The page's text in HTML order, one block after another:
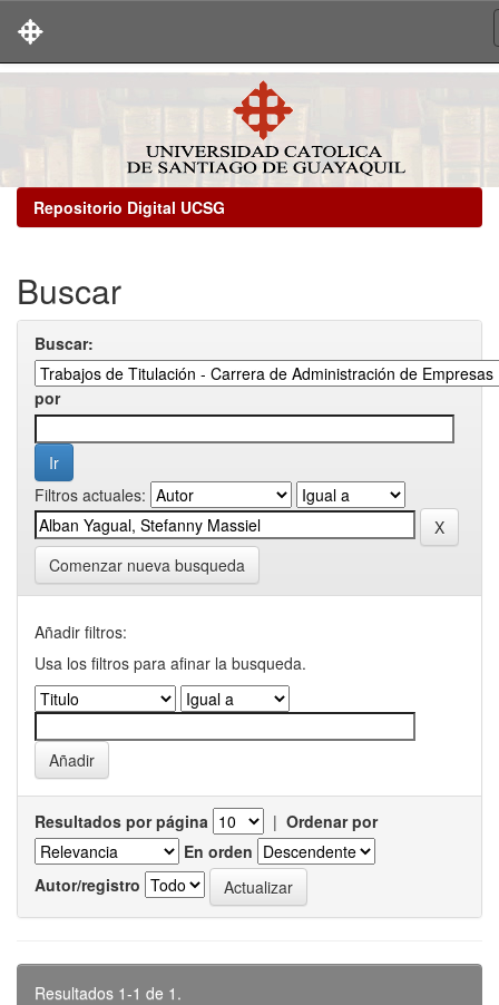
Repositorio Digital UCSG
Buscar
Buscar:
por
Filtros actuales:
Comenzar nueva busqueda
Añadir filtros:
Usa los filtros para afinar la busqueda.
Resultados por página | Ordenar por
En orden
Autor/registro
Resultados 1-1 de 1.